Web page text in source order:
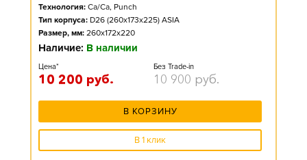
Технология: Ca/Ca, Punch
Тип корпуса: D26 (260x173x225) ASIA
Размер, мм: 260x172x220
Наличие: В наличии
Цена*
10 200 руб.
Без Trade-in
10 900 руб.
В КОРЗИНУ
В 1 клик